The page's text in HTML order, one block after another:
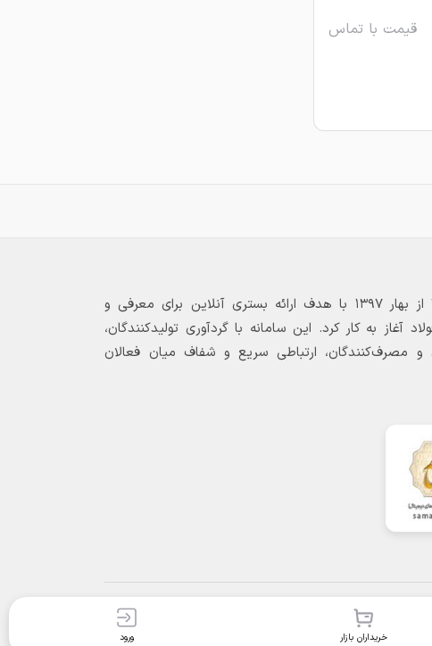
قیمت با تماس
بازارگاه الکترونیکی فولاد ۲۴ از بهار ۱۳۹۷ با هدف ارائه بستری آنلاین برای معرفی و
آغاز به کار کرد. این سامانه با گردآوری تولیدکنندگان،
و مصرف‌کنندگان، ارتباطی سریع و شفاف میان فعالان
خریداران بازار ورود